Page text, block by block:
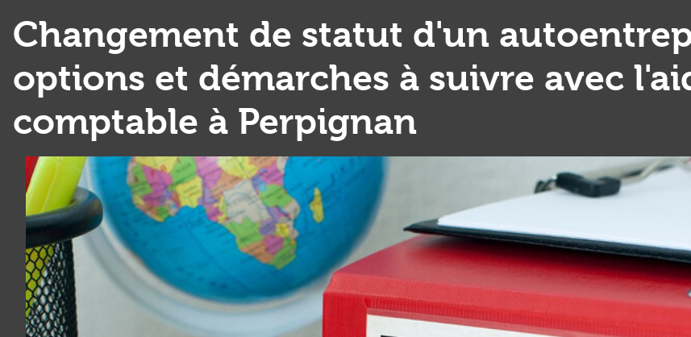
Changement de statut d'un
options et démarches à suivre avec
comptable à Perpignan